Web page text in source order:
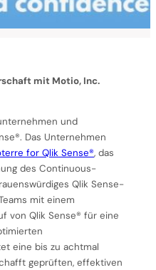
mit Motio, Inc.
und
Das Unternehmen
for Qlik Sense®, das
des Continuous-
Qlik Sense-
mit einem
von Qlik Sense® für eine
eine bis zu achtmal
geprüften, effektiven